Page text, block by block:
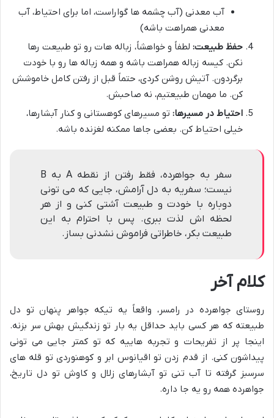
آب معدنی (آب چشمه ها گواراست، اما برای احتیاط، آب
معدنی همراهت باشه)
حفظ طبیعت: لطفاً و خواهشاً، زباله هات رو تو طبیعت رها
نکن. کیسه زباله همراهت باشه و همه زباله ها رو با خودت
برگردون. آتیش روشن کردی، حتماً قبل از رفتن کامل خاموشش
کن. ما مهمان طبیعتیم، نه صاحبش.
احتیاط در مسیرها: تو مسیرهای کوهستانی و کنار آبشارها،
خیلی احتیاط کن. بعضی جاها ممکنه لغزنده باشه.
سفر به جواهرده، فقط رفتن از نقطه A به B
نیست؛ سفریه به دل آرامش، جایی که می تونی
دوباره با خودت و طبیعت آشتی کنی و از هر
لحظه اش لذت ببری. پس با احترام به این
طبیعت بکر، خاطراتی فراموش نشدنی بساز.
کلام آخر
روستای جواهرده در رامسر، واقعاً یه تیکه جواهر پنهان تو دل
طبیعته که هر کسی باید حداقل یه بار تو زندگیش بهش سر بزنه.
اینجا پر از تفریحات و تجربه هاییه که تو کمتر جایی می تونی
پیداشون کنی. از قدم زدن تو اقیانوس ابر و کوهنوردی تو قله های
سرسبز گرفته تا آب تنی تو آبشارهای زلال و کاوش تو دل تاریخ،
جواهرده همه رو یه جا داره.